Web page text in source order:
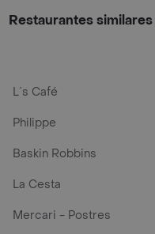
Restaurantes
L´s Café
Philippe
Baskin Robbins
La Cesta
Mercari - Postres